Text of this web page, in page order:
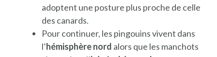
adoptent une posture plus proche de celle
des canards.
Pour continuer, les pingouins vivent dans
l’hémisphère nord alors que les manchots